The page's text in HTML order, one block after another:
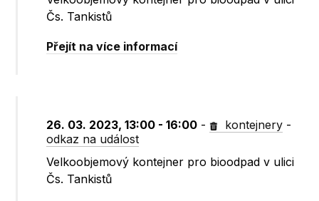
Čs. Tankistů
Přejít na více informací
26. 03. 2023, 13:00 - 16:00 - kontejnery -
odkaz na událost
Velkoobjemový kontejner pro bioodpad v ulici
Čs. Tankistů